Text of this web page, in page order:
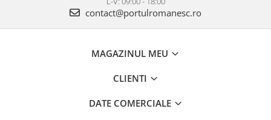
contact@portulromanesc.ro
MAGAZINUL MEU
CLIENTI
DATE COMERCIALE